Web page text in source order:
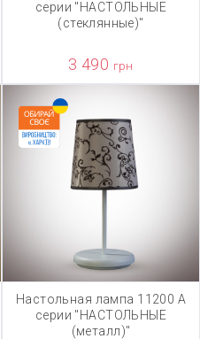
серии "НАСТОЛЬНЫЕ
(стеклянные)"
3 490 грн
Настольная лампа 11200 А
серии "НАСТОЛЬНЫЕ
(металл)"